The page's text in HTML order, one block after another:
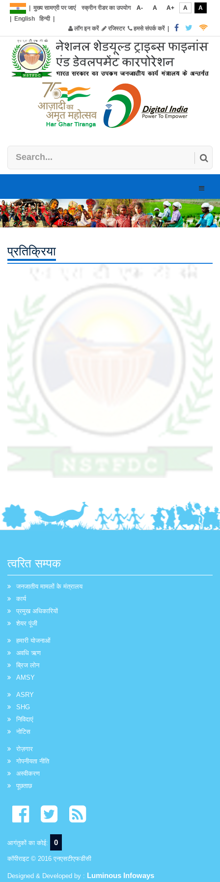
मुख्य सामग्री पर जाएं स्क्रीन रीडर का उपयोग A- A A+ A
A
English हिन्दी|
लॉग इन करें
रजिस्टर हमसे संपर्क करें|
Toggle
प्रतिक्रिया
त्वरित सम्पक
जनजातीय मामलों के मंत्रालय
कार्य
प्रमुख अधिकारियों
शेयर पूंजी
हमारी योजनाओं
अवधि ऋण
ब्रिज लोन
AMSY
ASRY
SHG
निविदाएं
नोटिस
रोज़गार
गोपनीयता नीति
अस्वीकरण
पूछताछ
आगंतुकों का कोई: 0
कॉपीराइट © 2016 एनएसटीएफडीसी
Designed & Developed by : Luminous Infoways